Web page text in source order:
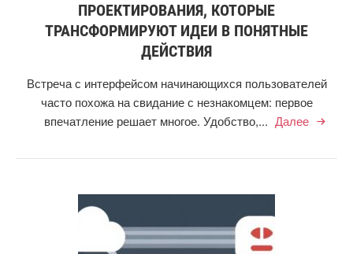
ПРОЕКТИРОВАНИЯ, КОТОРЫЕ
ТРАНСФОРМИРУЮТ ИДЕИ В ПОНЯТНЫЕ
ДЕЙСТВИЯ
Встреча с интерфейсом начинающихся пользователей
часто похожа на свидание с незнакомцем: первое
впечатление решает многое. Удобство,... Далее